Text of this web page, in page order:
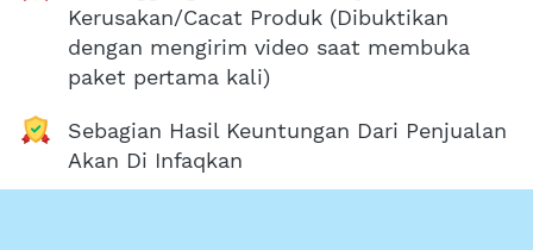
Kerusakan/Cacat Produk (Dibuktikan
dengan mengirim video saat membuka
paket pertama kali)
Sebagian Hasil Keuntungan Dari Penjualan
Akan Di Infaqkan